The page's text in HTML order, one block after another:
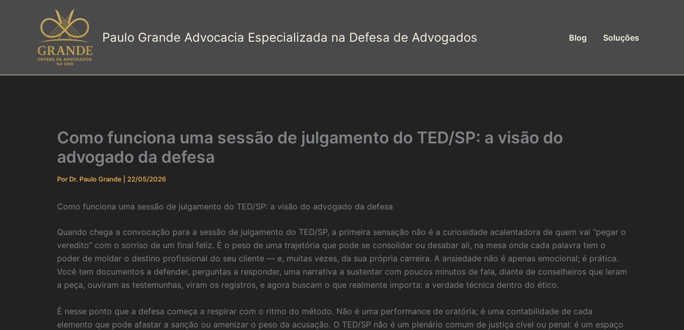
Paulo Grande Advocacia Especializada na Defesa de Advogados Blog Soluções
Como funciona uma sessão de julgamento do TED/SP: a visão do
advogado da defesa
Por Dr. Paulo Grande 22/05/2026
Como funciona uma sessão de julgamento do TED/SP: a visão do advogado da defesa
Quando chega a convocação para a sessão de julgamento do TED/SP, a primeira sensação não é a curiosidade acalentadora de quem vai “pegar o
veredito” com o sorriso de um final feliz. É o peso de uma trajetória que pode se consolidar ou desabar ali, na mesa onde cada palavra tem o
poder de moldar o destino profissional do seu cliente — e, muitas vezes, da sua própria carreira. A ansiedade não é apenas emocional; é prática.
Você tem documentos a defender, perguntas a responder, uma narrativa a sustentar com poucos minutos de fala, diante de conselheiros que leram
a peça, ouviram as testemunhas, viram os registros, e agora buscam o que realmente importa: a verdade técnica dentro do ético.
É nesse ponto que a defesa começa a respirar com o ritmo do método. Não é uma performance de oratória; é uma contabilidade de cada
elemento que pode afastar a sanção ou amenizar o peso da acusação. O TED/SP não é um plenário comum de justiça cível ou penal: é um espaço